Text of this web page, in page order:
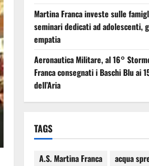
Martina Franca investe sulle
seminari dedicati ad adolescenti,
empatia
Aeronautica Militare, al 16°
Franca consegnati i Baschi Blu ai
dell’Aria
TAGS
A.S. Martina Franca
acqua